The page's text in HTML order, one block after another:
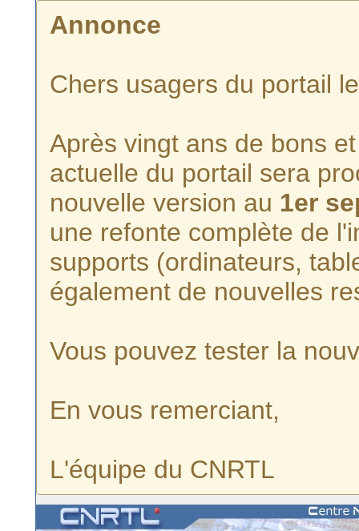
Annonce
Chers usagers du portail
Après vingt ans de bons
actuelle du portail sera
nouvelle version au 1er
une refonte complète de
supports (ordinateurs,
également de nouvelles
Vous pouvez tester la
En vous remerciant,
L'équipe du CNRTL